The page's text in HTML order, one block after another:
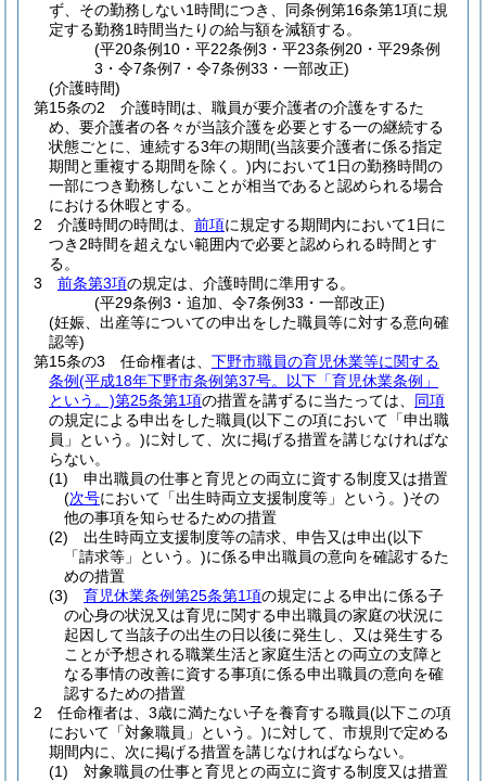
ず、その勤務しない1時間につき、同条例第16条第1項に規
定する勤務1時間当たりの給与額を減額する。
(平20条例10・平22条例3・平23条例20・平29条例
3・令7条例7・令7条例33・一部改正)
(介護時間)
第15条の2
介護時間は、職員が要介護者の介護をするた
め、要介護者の各々が当該介護を必要とする一の継続する
状態ごとに、連続する3年の期間(当該要介護者に係る指定
期間と重複する期間を除く。)内において1日の勤務時間の
一部につき勤務しないことが相当であると認められる場合
における休暇とする。
2
介護時間の時間は、 前項に規定する期間内において1日に
つき2時間を超えない範囲内で必要と認められる時間とす
る。
3
前条第3項の規定は、介護時間に準用する。
(平29条例3・追加、令7条例33・一部改正)
(妊娠、出産等についての申出をした職員等に対する意向確
認等)
第15条の3
任命権者は、 下野市職員の育児休業等に関する
条例(平成18年下野市条例第37号。以下「育児休業条例」
という。)第25条第1項の措置を講ずるに当たっては、 同項
の規定による申出をした職員(以下この項において「申出職
員」という。)に対して、次に掲げる措置を講じなければな
らない。
(1)
申出職員の仕事と育児との両立に資する制度又は措置
(次号において「出生時両立支援制度等」という。)その
他の事項を知らせるための措置
(2)
出生時両立支援制度等の請求、申告又は申出(以下
「請求等」という。)に係る申出職員の意向を確認するた
めの措置
(3)
育児休業条例第25条第1項の規定による申出に係る子
の心身の状況又は育児に関する申出職員の家庭の状況に
起因して当該子の出生の日以後に発生し、又は発生する
ことが予想される職業生活と家庭生活との両立の支障と
なる事情の改善に資する事項に係る申出職員の意向を確
認するための措置
2
任命権者は、3歳に満たない子を養育する職員(以下この項
において「対象職員」という。)に対して、市規則で定める
期間内に、次に掲げる措置を講じなければならない。
(1)
対象職員の仕事と育児との両立に資する制度又は措置